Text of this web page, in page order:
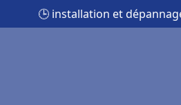
🕒 installation et